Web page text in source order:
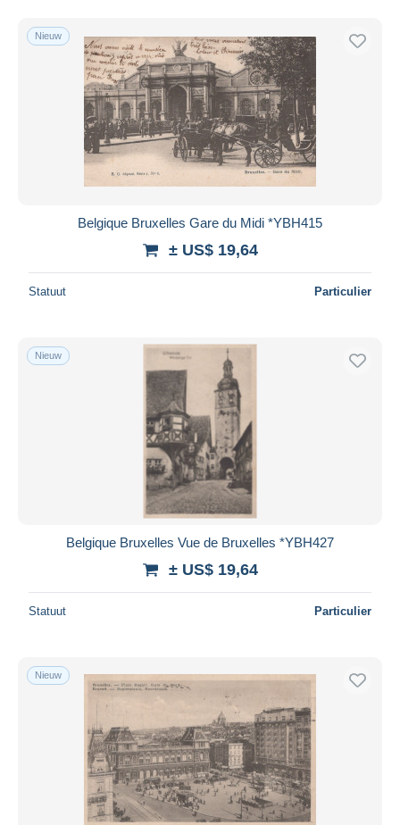
Nieuw
Belgique Bruxelles Gare du Midi *YBH415
± US$ 19,64
Statuut Particulier
Nieuw
Belgique Bruxelles Vue de Bruxelles *YBH427
± US$ 19,64
Statuut Particulier
Nieuw